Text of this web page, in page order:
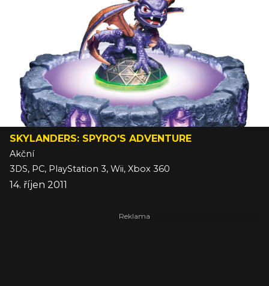
SKYLANDERS: SPYRO'S ADVENTURE
Akční
3DS, PC, PlayStation 3, Wii, Xbox 360
14. říjen 2011